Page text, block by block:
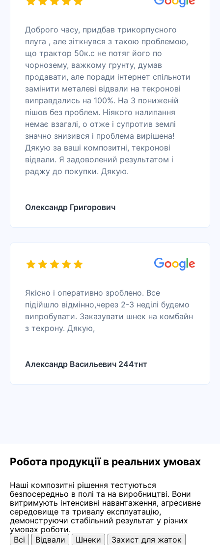
Доброго часу, придбав трикорпусного
плуга , але зіткнувся з такою проблемою,
що трактор 50к.с не потяг його по
чорнозему, важкому грунту, думав
продавати, але поради інтернет спільноти
замінити металеві відвали на текронові
виправдались на 100%. На 3 пониженій
пішов без проблем. Ніякого налипання
немає взагалі, о отже і супротив землі
значно знизився і проблема вирішена!
Дякую за ваші композитні, текронові
відвали. Я задоволений результатом і
раджу до покупки. Дякую.
Олександр Григорович
Якісно і оперативно зроблено. Все
підійшло відмінно,через 2-3 неділі будемо
випробувати. Заказувати шнек на комбайн
з текрону. Дякую,
Александр Васильевич 244тнт
Робота продукції в реальних умовах
Наші композитні рішення тестуються
безпосередньо в полі та на виробництві. Вони
витримують інтенсивні навантаження, агресивне
середовище та тривалу експлуатацію,
демонструючи стабільний результат у різних
умовах роботи.
Всі
Відвали Шнеки
Захист для жаток